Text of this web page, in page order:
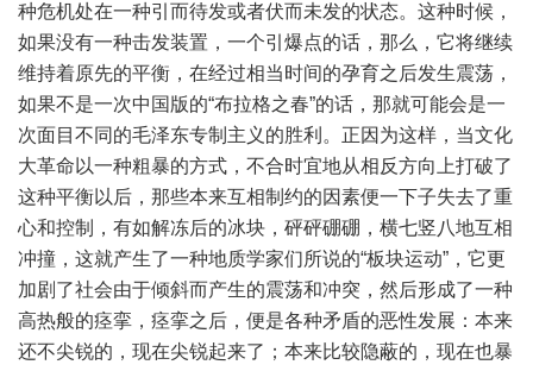
种危机处在一种引而待发或者伏而未发的状态。这种时候，
如果没有一种击发装置，一个引爆点的话，那么，它将继续
维持着原先的平衡，在经过相当时间的孕育之后发生震荡，
如果不是一次中国版的“布拉格之春”的话，那就可能会是一
次面目不同的毛泽东专制主义的胜利。正因为这样，当文化
大革命以一种粗暴的方式，不合时宜地从相反方向上打破了
这种平衡以后，那些本来互相制约的因素便一下子失去了重
心和控制，有如解冻后的冰块，砰砰硼硼，横七竖八地互相
冲撞，这就产生了一种地质学家们所说的“板块运动”，它更
加剧了社会由于倾斜而产生的震荡和冲突，然后形成了一种
高热般的痉挛，痉挛之后，便是各种矛盾的恶性发展：本来
还不尖锐的，现在尖锐起来了；本来比较隐蔽的，现在也暴